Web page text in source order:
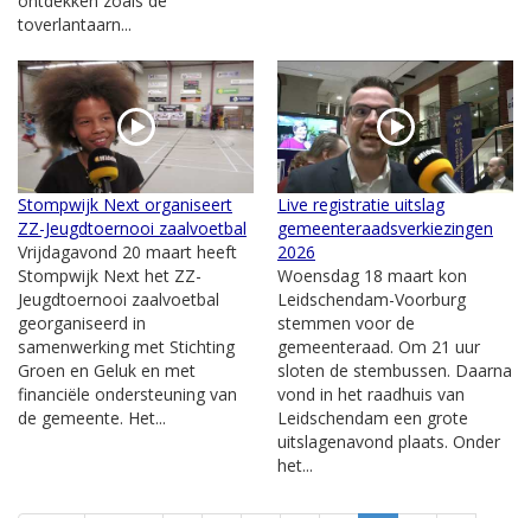
toverlantaarn...
Stompwijk Next organiseert
ZZ-Jeugdtoernooi zaalvoetbal
Vrijdagavond 20 maart heeft
Stompwijk Next het ZZ-
Jeugdtoernooi zaalvoetbal
georganiseerd in
samenwerking met Stichting
Groen en Geluk en met
financiële ondersteuning van
de gemeente. Het...
Live registratie uitslag
gemeenteraadsverkiezingen
2026
Woensdag 18 maart kon
Leidschendam-Voorburg
stemmen voor de
gemeenteraad. Om 21 uur
sloten de stembussen. Daarna
vond in het raadhuis van
Leidschendam een grote
uitslagenavond plaats. Onder
het...